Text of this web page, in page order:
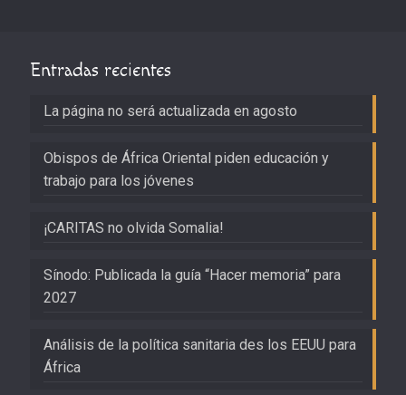
Entradas recientes
La página no será actualizada en agosto
Obispos de África Oriental piden educación y
trabajo para los jóvenes
¡CARITAS no olvida Somalia!
Sínodo: Publicada la guía “Hacer memoria” para
2027
Análisis de la política sanitaria des los EEUU para
África